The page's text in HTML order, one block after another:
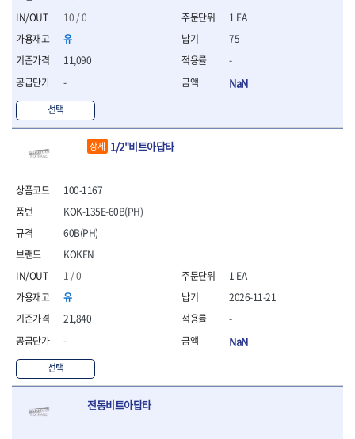
- 임팩XZN비트
- 라쳇핸들세트
- 사각비트
- 임팩포지비트소켓
플라이어,몽키,스패너
- 니퍼
- 롱노우즈
- 스냅링플라이어
- 그룹조인트플라이어
- 니퍼 외
- 바이스플라이어
- 옵셋렌치
- 콤비네이션렌치
- 양구스패너
- 라쳇콤비네이션렌치
- 라쳇옵셋렌치
- 콤비네이션렌치세트
10 / 0
유
11,090
-
선택
1 EA
75
-
NaN
상세 1/2"비트아답타
100-1167
KOKEN
1 / 0
유
21,840
-
선택
KOK-135E-60B(PH)
60B(PH)
1 EA
2026-11-21
-
NaN
전동비트아답타